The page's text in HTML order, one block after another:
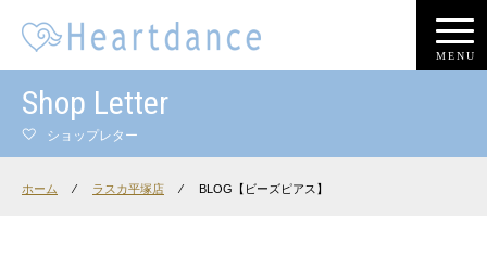
MENU
Shop Letter
ショップレター
ホーム ⁄ ラスカ平塚店 ⁄ BLOG【ビーズピアス】